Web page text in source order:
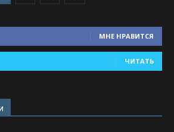
МНЕ НРАВИТСЯ
ЧИТАТЬ